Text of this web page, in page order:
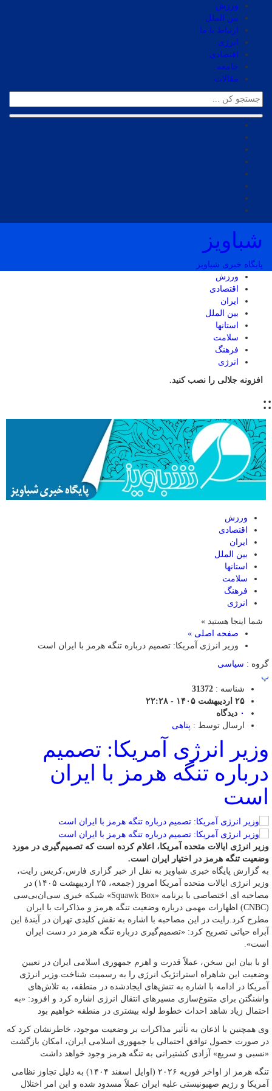
ورزش
بین الملل
ارتباط با ما
انرژی
اقتصادی
جامعه
مقالات
شباویز
پایگاه خبری شباویز
ورزش
اقتصادی
ایران
بین الملل
استانها
سلامت
فرهنگ
انرژی
افزونه جلالی را نصب کنید.
::
ورزش
اقتصادی
ایران
بین الملل
استانها
سلامت
فرهنگ
انرژی
شما اینجا هستید »
صفحه اصلی »
وزیر انرژی آمریکا: تصمیم درباره تنگه هرمز با ایران است
گروه : سیاسی
پ
شناسه : 31372
۲۵ اردیبهشت ۱۴۰۵ - ۲۲:۲۸
۰ دیدگاه
ارسال توسط : پناهی
وزیر انرژی آمریکا: تصمیم
درباره تنگه هرمز با ایران
است
وزیر انرژی ایالات متحده آمریکا، اعلام کرده است که تصمیم‌گیری در مورد
وضعیت تنگه هرمز در اختیار ایران است.
به گزارش پایگاه خبری شباویز به نقل از خبر گزاری فارس،کریس رایت،
وزیر انرژی ایالات متحده آمریکا امروز (جمعه، ۲۵ اردیبهشت ۱۴۰۵) در
مصاحبه ای اختصاصی با برنامه «Squawk Box» شبکه خبری سی‌ان‌بی‌سی
(CNBC) اظهارات مهمی درباره وضعیت تنگه هرمز و مذاکرات با ایران
مطرح کرد.رایت در این مصاحبه با اشاره به نقش کلیدی تهران در آیندۀ این
آبراه حیاتی تصریح کرد: «تصمیم‌گیری درباره تنگه هرمز در دست ایران
است».
او با بیان این سخن، عملاً قدرت و اهرم جمهوری اسلامی ایران در تعیین
وضعیت این شاهراه استراتژیک انرژی را به رسمیت شناخت.وزیر انرژی
آمریکا در ادامه با اشاره به تنش‌های ایجادشده در منطقه، به تلاش‌های
واشنگتن برای متنوع‌سازی مسیرهای انتقال انرژی اشاره کرد و افزود: «به
احتمال زیاد شاهد احداث خطوط لوله بیشتری در منطقه خواهیم بود
وی همچنین با اذعان به تأثیر مذاکرات بر وضعیت موجود، خاطرنشان کرد که
در صورت حصول توافق احتمالی با جمهوری اسلامی ایران، امکان بازگشت
«نسبی و سریع» آزادی کشتیرانی به تنگه هرمز وجود خواهد داشت
تنگه هرمز از اواخر فوریه ۲۰۲۶ (اوایل اسفند ۱۴۰۴) به دلیل تجاوز نظامی
آمریکا و رژیم صهیونیستی علیه ایران عملاً مسدود شده و این امر اختلال